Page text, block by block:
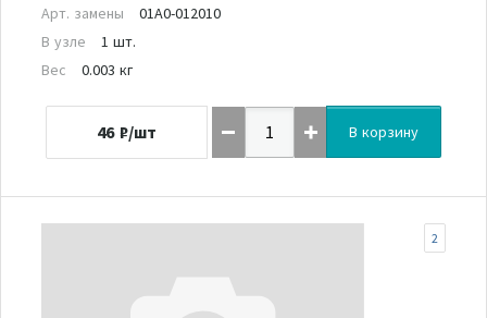
Арт. замены
01A0-012010
В узле
1 шт.
Вес
0.003 кг
46 ₽/шт В корзину
2